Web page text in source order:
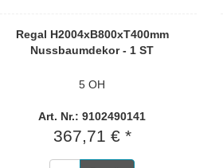
Regal H2004xB800xT400mm
Nussbaumdekor - 1 ST
5 OH
Art. Nr.: 9102490141
367,71 € *